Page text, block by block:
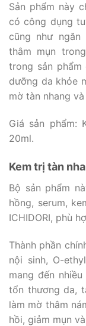
Sản phẩm này
có công dụng
cũng như ngăn
thâm mụn
trong sản
dưỡng da khỏe
mờ tàn nhang
Giá sản phẩm:
20ml.
Kem trị tàn
Bộ sản phẩm
hồng, serum,
ICHIDORI, phù
Thành phần
nội sinh, O-
mang đến
tổn thương da,
làm mờ thâm
hồi, giảm mụn